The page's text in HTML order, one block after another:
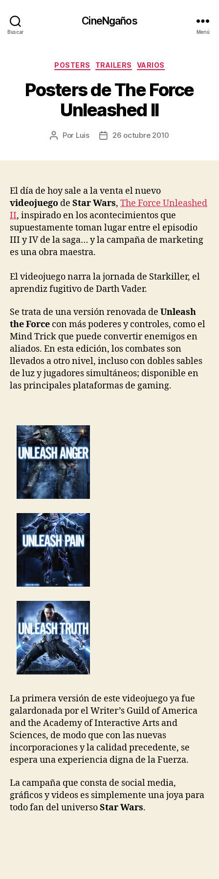
Buscar
CineNgaños
Menú
Categorías
POSTERS TRAILERS VARIOS
Posters de The Force
Unleashed II
Autor
Por Luis
Fecha26 octubre 2010
El día de hoy sale a la venta el nuevo
videojuego de Star Wars, The Force Unleashed
II, inspirado en los acontecimientos que
supuestamente toman lugar entre el episodio
III y IV de la saga… y la campaña de marketing
es una obra maestra.
El videojuego narra la jornada de Starkiller, el
aprendiz fugitivo de Darth Vader.
Se trata de una versión renovada de Unleash
the Force con más poderes y controles, como el
Mind Trick que puede convertir enemigos en
aliados. En esta edición, los combates son
llevados a otro nivel, incluso con dobles sables
de luz y jugadores simultáneos; disponible en
las principales plataformas de gaming.
La primera versión de este videojuego ya fue
galardonada por el Writer’s Guild of America
and the Academy of Interactive Arts and
Sciences, de modo que con las nuevas
incorporaciones y la calidad precedente, se
espera una experiencia digna de la Fuerza.
La campaña que consta de social media,
gráficos y videos es simplemente una joya para
todo fan del universoStar Wars.